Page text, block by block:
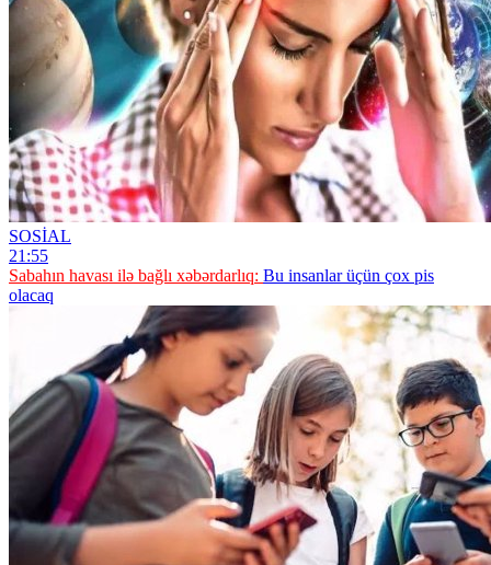
SOSİAL
21:55
Sabahın havası ilə bağlı xəbərdarlıq: Bu insanlar üçün çox pis
olacaq